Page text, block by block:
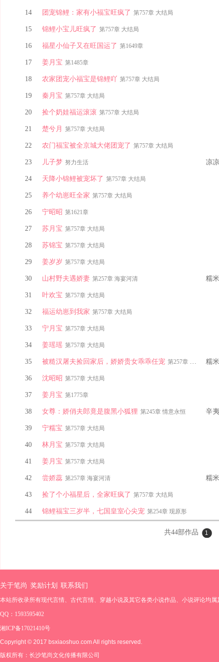
14 团宠锦鲤：家有小福宝旺疯了 第757章 大结局
15 锦鲤小宝儿旺疯了 第757章 大结局
16 福星小仙子又在旺国运了 第1649章
17 姜月宝 第1485章
18 农家团宠小福宝是锦鲤吖 第757章 大结局
19 秦月宝 第757章 大结局
20 捡个奶娃福运滚滚 第757章 大结局
21 楚兮月 第757章 大结局
22 农门福宝被全京城大佬团宠了 第757章 大结局
23 儿子梦 努力生活 凉
24 天降小锦鲤被宠坏了 第757章 大结局
25 养个幼崽旺全家 第757章 大结局
26 宁昭昭 第1621章
27 苏月宝 第757章 大结局
28 苏锦宝 第757章 大结局
29 姜岁岁 第757章 大结局
30 山村野夫遇娇妻 第257章 海宴河清 糯
31 叶欢宝 第757章 大结局
32 福运幼崽到我家 第757章 大结局
33 宁月宝 第757章 大结局
34 姜瑶瑶 第757章 大结局
35 被糙汉屠夫捡回家后，娇娇贵女乖乖任宠 第257章 海宴河清 糯
36 沈昭昭 第757章 大结局
37 姜月宝 第1775章
38 女尊：娇俏夫郎竟是腹黑小狐狸 第245章 情意永恒 辛
39 宁糯宝 第757章 大结局
40 林月宝 第757章 大结局
41 姜月宝 第757章 大结局
42 尝娇蕊 第257章 海宴河清 糯
43 捡了个小福星后，全家旺疯了 第757章 大结局
44 锦鲤福宝三岁半，七国皇室心尖宠 第254章 现原形
共44部作品 1
关于笔尚 奖励计划 联系我们
本站所收录所有现代言情、古代言情、穿越小说及其它各类小说作品、小说评论均
QQ：1593595402
湘ICP备17021410号
Copyright © 2017 bsxiaoshuo.com All rights reserved.
版权所有：长沙笔尚文化传播有限公司